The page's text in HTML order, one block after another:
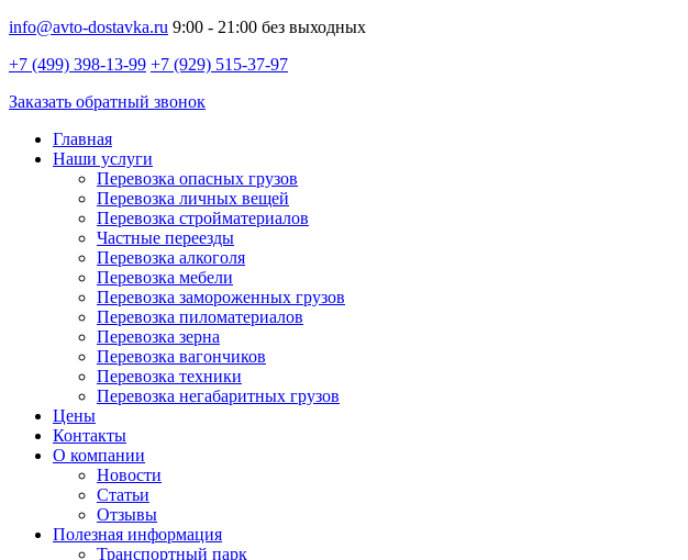
info@avto-dostavka.ru 9:00 - 21:00 без выходных
+7 (499) 398-13-99 +7 (929) 515-37-97
Заказать обратный звонок
Главная
Наши услуги
Перевозка опасных грузов
Перевозка личных вещей
Перевозка стройматериалов
Частные переезды
Перевозка алкоголя
Перевозка мебели
Перевозка замороженных грузов
Перевозка пиломатериалов
Перевозка зерна
Перевозка вагончиков
Перевозка техники
Перевозка негабаритных грузов
Цены
Контакты
О компании
Новости
Статьи
Отзывы
Полезная информация
Транспортный парк